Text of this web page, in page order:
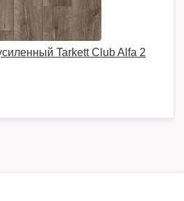
Tarkett Club Alfa 2